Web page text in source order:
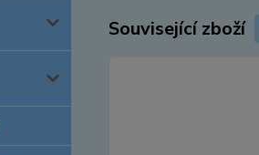
Související zboží